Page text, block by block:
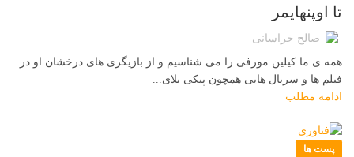
تا اوپنهایمر
صالح خراسانی
همه ی ما کیلین مورفی را می شناسیم و از بازیگری های درخشان او در
فیلم ها و سریال هایی همچون پیکی بلای...
ادامه مطلب
پست ها